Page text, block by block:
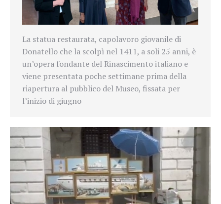
La statua restaurata, capolavoro giovanile di
Donatello che la scolpì nel 1411, a soli 25 anni, è
un’opera fondante del Rinascimento italiano e
viene presentata poche settimane prima della
riapertura al pubblico del Museo, fissata per
l’inizio di giugno